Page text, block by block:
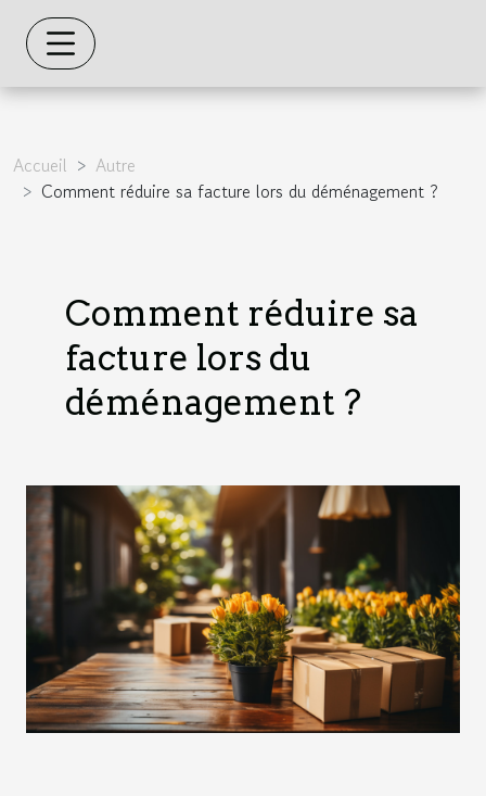
Accueil
Autre
Comment réduire sa facture lors du déménagement ?
Comment réduire sa
facture lors du
déménagement ?